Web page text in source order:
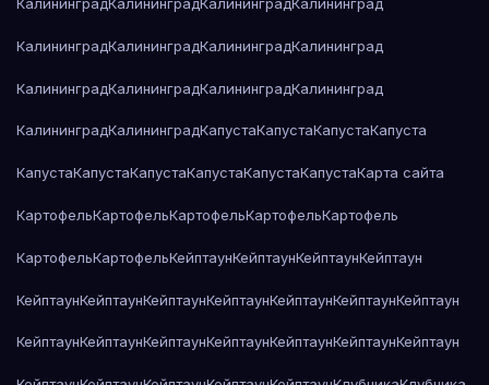
КалининградКалининградКалининградКалининград
КалининградКалининградКалининградКалининград
КалининградКалининградКапустаКапустаКапустаКапуста
КапустаКапустаКапустаКапустаКапустаКапустаКарта сайта
КартофельКартофельКартофельКартофельКартофель
КартофельКартофельКейптаунКейптаунКейптаунКейптаун
КейптаунКейптаунКейптаунКейптаунКейптаунКейптаунКейптаун
КейптаунКейптаунКейптаунКейптаунКейптаунКейптаунКейптаун